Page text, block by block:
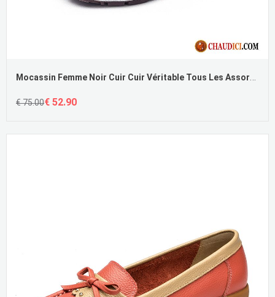
Mocassin Femme Noir Cuir Cuir Véritable Tous Les Assortis Paillette Plates Femme Pas Cher
€ 75.00€ 52.90